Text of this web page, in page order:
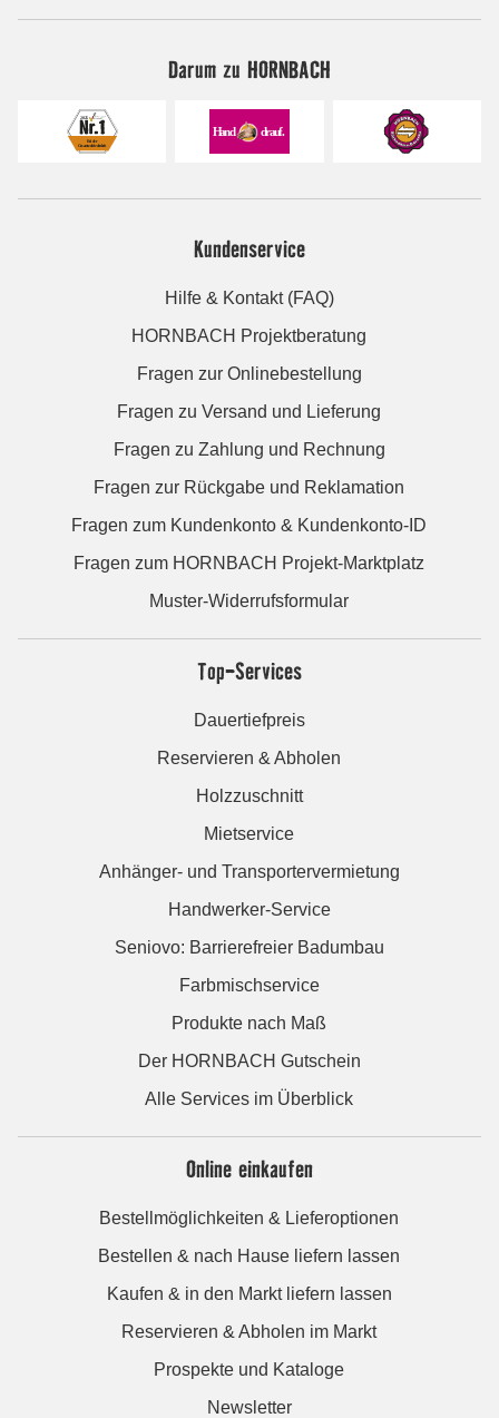
Darum zu HORNBACH
Kundenservice
Hilfe & Kontakt (FAQ)
HORNBACH Projektberatung
Fragen zur Onlinebestellung
Fragen zu Versand und Lieferung
Fragen zu Zahlung und Rechnung
Fragen zur Rückgabe und Reklamation
Fragen zum Kundenkonto & Kundenkonto-ID
Fragen zum HORNBACH Projekt-Marktplatz
Muster-Widerrufsformular
Top-Services
Dauertiefpreis
Reservieren & Abholen
Holzzuschnitt
Mietservice
Anhänger- und Transportervermietung
Handwerker-Service
Seniovo: Barrierefreier Badumbau
Farbmischservice
Produkte nach Maß
Der HORNBACH Gutschein
Alle Services im Überblick
Online einkaufen
Bestellmöglichkeiten & Lieferoptionen
Bestellen & nach Hause liefern lassen
Kaufen & in den Markt liefern lassen
Reservieren & Abholen im Markt
Prospekte und Kataloge
Newsletter